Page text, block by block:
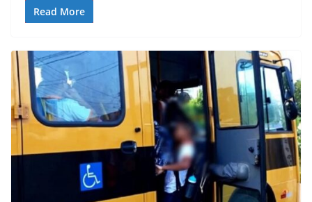
Read More